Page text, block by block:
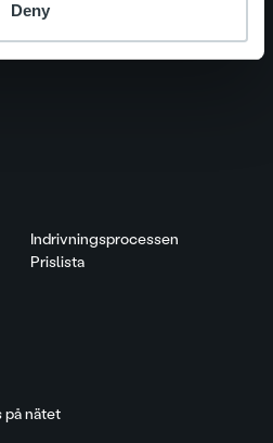
Deny
på nätet
Indrivningsprocessen
Prislista